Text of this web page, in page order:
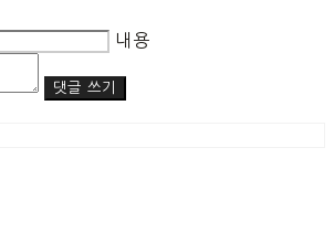
내용
댓글 쓰기